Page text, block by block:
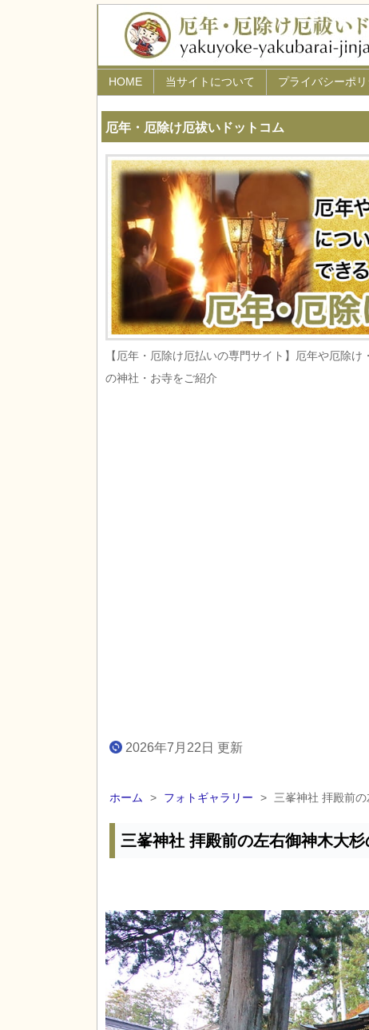
厄年・厄除け厄祓いドットコム
【厄年・厄除け厄払いの専門サイト】厄年や厄除
の神社・お寺をご紹介
2026年7月22日 更新
ホーム > フォトギャラリー > 三峯神社 拝殿前
三峯神社 拝殿前の左右御神木大
HOME 当サイトについて プライバシーポ